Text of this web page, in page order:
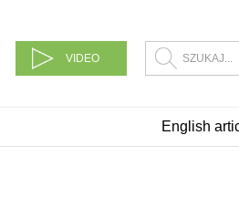
VIDEO
English